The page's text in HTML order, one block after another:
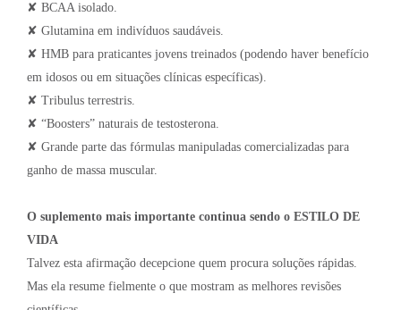
✘ BCAA isolado.
✘ Glutamina em indivíduos saudáveis.
✘ HMB para praticantes jovens treinados (podendo haver benefício
em idosos ou em situações clínicas específicas).
✘ Tribulus terrestris.
✘ “Boosters” naturais de testosterona.
✘ Grande parte das fórmulas manipuladas comercializadas para
ganho de massa muscular.
O suplemento mais importante continua sendo o ESTILO DE
VIDA
Talvez esta afirmação decepcione quem procura soluções rápidas.
Mas ela resume fielmente o que mostram as melhores revisões